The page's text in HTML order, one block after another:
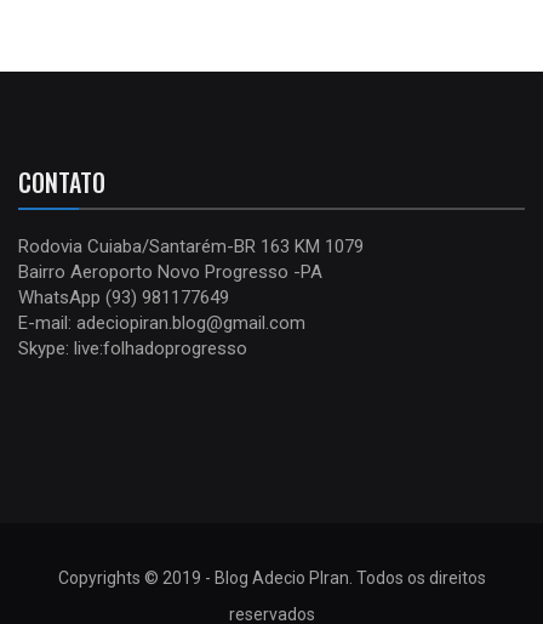
CONTATO
Rodovia Cuiaba/Santarém-BR 163 KM 1079
Bairro Aeroporto Novo Progresso -PA
WhatsApp (93) 981177649
E-mail: adeciopiran.blog@gmail.com
Skype: live:folhadoprogresso
Copyrights © 2019 - Blog Adecio PIran. Todos os direitos
reservados